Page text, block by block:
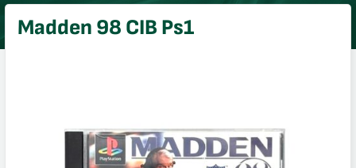
Madden 98 CIB Ps1
sulje